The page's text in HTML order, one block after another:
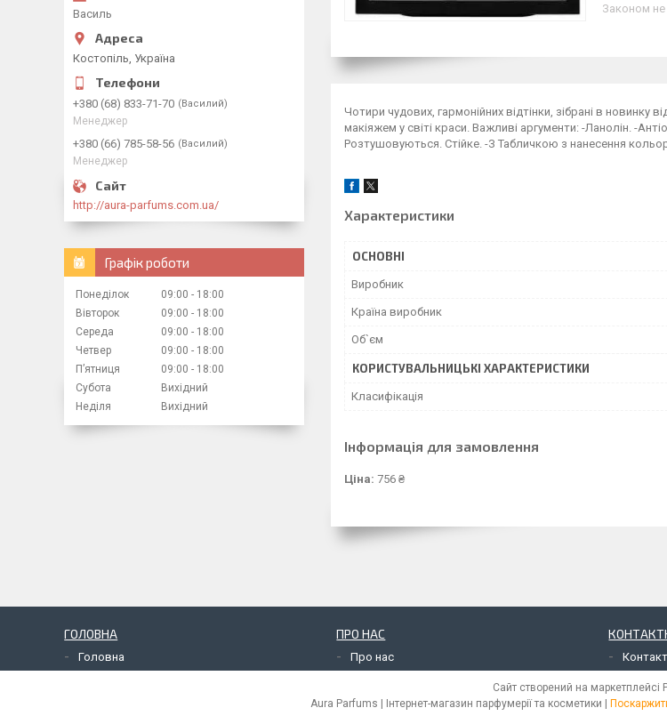
Законом не
Чотири чудових, гармонійних відтінки, зібрані в новинку
макіяжем у світі краси. Важливі аргументи: -Ланолін. -
Розтушовуються. Стійке. -З Табличкою з нанесення
Характеристики
ОСНОВНІ
Виробник
Країна виробник
Об`єм
КОРИСТУВАЛЬНИЦЬКІ ХАРАКТЕРИСТИКИ
Класифікація
Інформація для замовлення
Ціна: 756 ₴
Василь
Костопіль, Україна
+380 (68) 833-71-70 Василий
Менеджер
+380 (66) 785-58-56 Василий
Менеджер
http://aura-parfums.com.ua/
Графік роботи
Понеділок 09:00
18:00
Вівторок
09:00
18:00
Середа
09:00
18:00
Четвер
09:00
18:00
Пʼятниця
09:00
18:00
Субота
Вихідний
Неділя
Вихідний
ГОЛОВНА
Головна
ПРО НАС
Про нас
Сайт створений на маркетплейсі